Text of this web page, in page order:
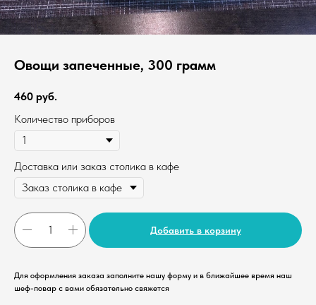
Овощи запеченные, 300 грамм
460 руб.
Количество приборов
Доставка или заказ столика в кафе
Добавить в корзину
Для оформления заказа заполните нашу форму и в ближайшее время наш
шеф-повар с вами обязательно свяжется